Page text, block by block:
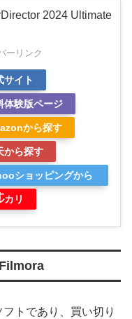
2024 Ultimate
ーリンク
サイト
体験版ページ
から探す
から探す
ショッピングから
カリ
トであり、買い切り